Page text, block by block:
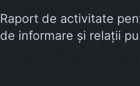
Raport de activitate
de informare și relații